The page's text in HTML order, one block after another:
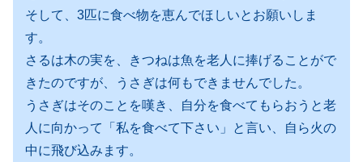
そして、3匹に食べ物を恵んでほしいとお願いしま
す。
さるは木の実を、きつねは魚を老人に捧げることがで
きたのですが、うさぎは何もできませんでした。
うさぎはそのことを嘆き、自分を食べてもらおうと老
人に向かって「私を食べて下さい」と言い、自ら火の
中に飛び込みます。